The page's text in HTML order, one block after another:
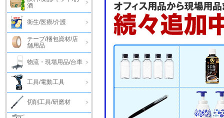
酒
衛生/医療/介護
テープ/梱包資材/店
舗用品
物流・現場用品/台車
工具/電動工具
切削工具/研磨材